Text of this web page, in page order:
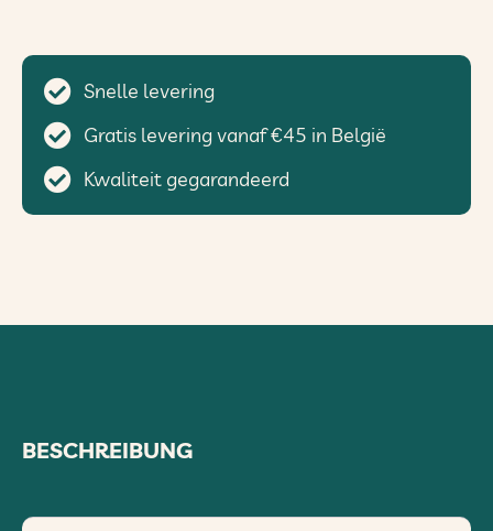
Snelle levering
Gratis levering vanaf €45 in België
Kwaliteit gegarandeerd
BESCHREIBUNG